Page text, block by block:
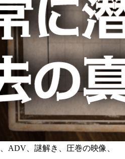
ADV、謎解き、圧巻の映像、